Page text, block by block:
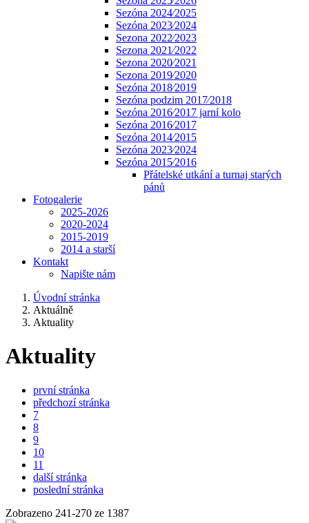
Sezóna 2024⁄2025
Sezóna 2023⁄2024
Sezona 2022⁄2023
Sezona 2021⁄2022
Sezona 2020⁄2021
Sezona 2019⁄2020
Sezóna 2018⁄2019
Sezóna podzim 2017⁄2018
Sezóna 2016⁄2017 jarní kolo
Sezóna 2016⁄2017
Sezóna 2014⁄2015
Sezóna 2023⁄2024
Sezóna 2015⁄2016
Přátelské utkání a turnaj starých
pánů
Fotogalerie
2025-2026
2020-2024
2015-2019
2014 a starší
Kontakt
Napište nám
Úvodní stránka
Aktuálně
Aktuality
Aktuality
první stránka
předchozí stránka
7
8
9
10
11
další stránka
poslední stránka
Zobrazeno 241-270 ze 1387